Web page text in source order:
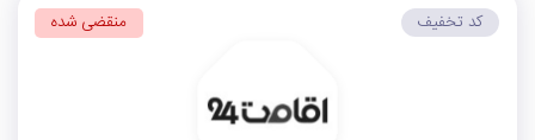
کد تخفیف منقضی شده